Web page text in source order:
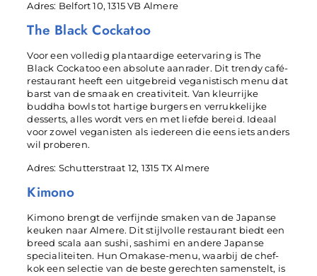
Adres: Belfort 10, 1315 VB Almere
The Black Cockatoo
Voor een volledig plantaardige eetervaring is The
Black Cockatoo een absolute aanrader. Dit trendy café-
restaurant heeft een uitgebreid veganistisch menu dat
barst van de smaak en creativiteit. Van kleurrijke
buddha bowls tot hartige burgers en verrukkelijke
desserts, alles wordt vers en met liefde bereid. Ideaal
voor zowel veganisten als iedereen die eens iets anders
wil proberen.
Adres: Schutterstraat 12, 1315 TX Almere
Kimono
Kimono brengt de verfijnde smaken van de Japanse
keuken naar Almere. Dit stijlvolle restaurant biedt een
breed scala aan sushi, sashimi en andere Japanse
specialiteiten. Hun Omakase-menu, waarbij de chef-
kok een selectie van de beste gerechten samenstelt, is